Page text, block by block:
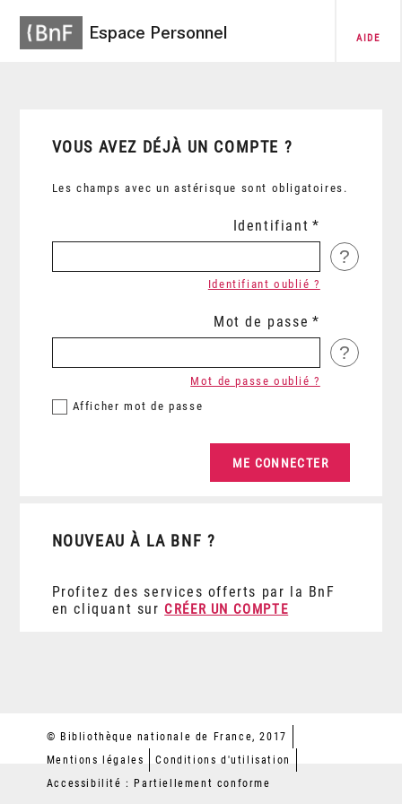
Espace Personnel AIDE
VOUS AVEZ DÉJÀ UN COMPTE ?
Les champs avec un astérisque sont obligatoires.
Identifiant
?
Identifiant oublié ?
Mot de passe
?
Afficher mot de passe
Mot de passe oublié ?
NOUVEAU À LA BNF ?
Profitez des services offerts par la BnF
en cliquant sur CRÉER UN COMPTE
© Bibliothèque nationale de France, 2017
Mentions légales
Conditions d'utilisation
Accessibilité : Partiellement conforme